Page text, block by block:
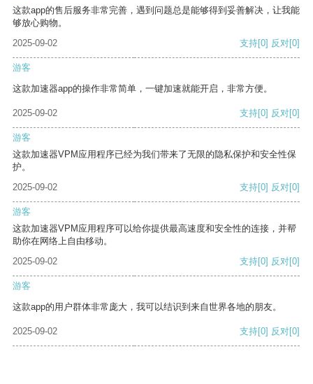
这款app的售后服务非常完善，遇到问题总是能够得到妥善解决，让我能
够放心购物。
2025-09-02
支持[0] 反对[0]
游客
这款加速器app的操作非常简单，一键加速就能开启，非常方便。
2025-09-02 支持[0] 反对[0]
游客
这款加速器VPM应用程序已经为我们带来了无限的隐私保护和安全性保
护。
2025-09-02
支持[0] 反对[0]
游客
这款加速器VPM应用程序可以给你提供最高速度和安全性的连接，并帮
助你在网络上自由移动。
2025-09-02
支持[0] 反对[0]
游客
这款app的用户群体非常庞大，我可以结识到来自世界各地的朋友。
2025-09-02 支持[0] 反对[0]